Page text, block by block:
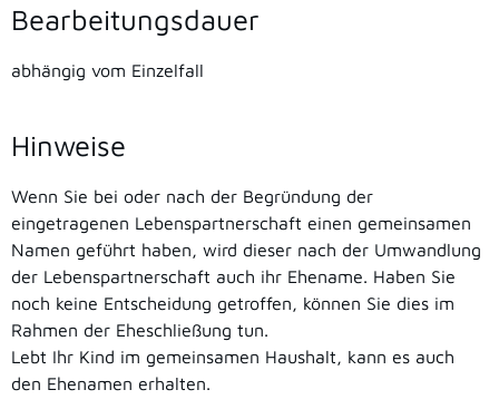
Bearbeitungsdauer
abhängig vom Einzelfall
Hinweise
Wenn Sie bei oder nach der Begründung der
eingetragenen Lebenspartnerschaft einen gemeinsamen
Namen geführt haben, wird dieser nach der Umwandlung
der Lebenspartnerschaft auch ihr Ehename. Haben Sie
noch keine Entscheidung getroffen, können Sie dies im
Rahmen der Eheschließung tun.
Lebt Ihr Kind im gemeinsamen Haushalt, kann es auch
den Ehenamen erhalten.